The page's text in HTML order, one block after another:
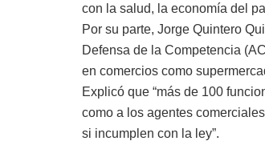
con la salud, la economía del
Por su parte, Jorge Quintero
Defensa de la Competencia
en comercios como
Explicó que “más de 100
como a los agentes
si incumplen con la ley”.